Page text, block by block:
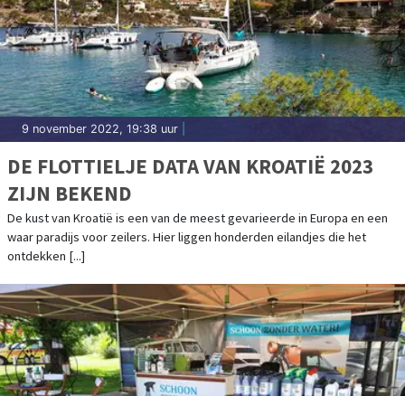
9 november 2022, 19:38 uur
DE FLOTTIELJE DATA VAN KROATIË 2023
ZIJN BEKEND
De kust van Kroatië is een van de meest gevarieerde in Europa en een
waar paradijs voor zeilers. Hier liggen honderden eilandjes die het
ontdekken [...]